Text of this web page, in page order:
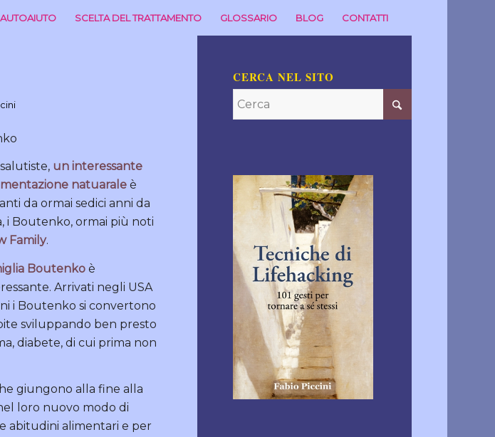
AUTOAIUTO SCELTA DEL TRATTAMENTO GLOSSARIO BLOG CONTATTI
un interessante
natuarale è
da ormai sedici anni da
i Boutenko, ormai più noti
Family.
Boutenko è
Arrivati negli USA
i Boutenko si convertono
sviluppando ben presto
diabete, di cui prima non
giungono alla fine alla
loro nuovo modo di
abitudini alimentari e per
CERCA NEL SITO